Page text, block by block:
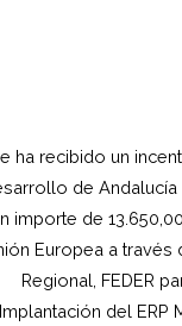
ha recibido un
de Andalucía
importe de
Europea a
Regional, FEDER
del ERP